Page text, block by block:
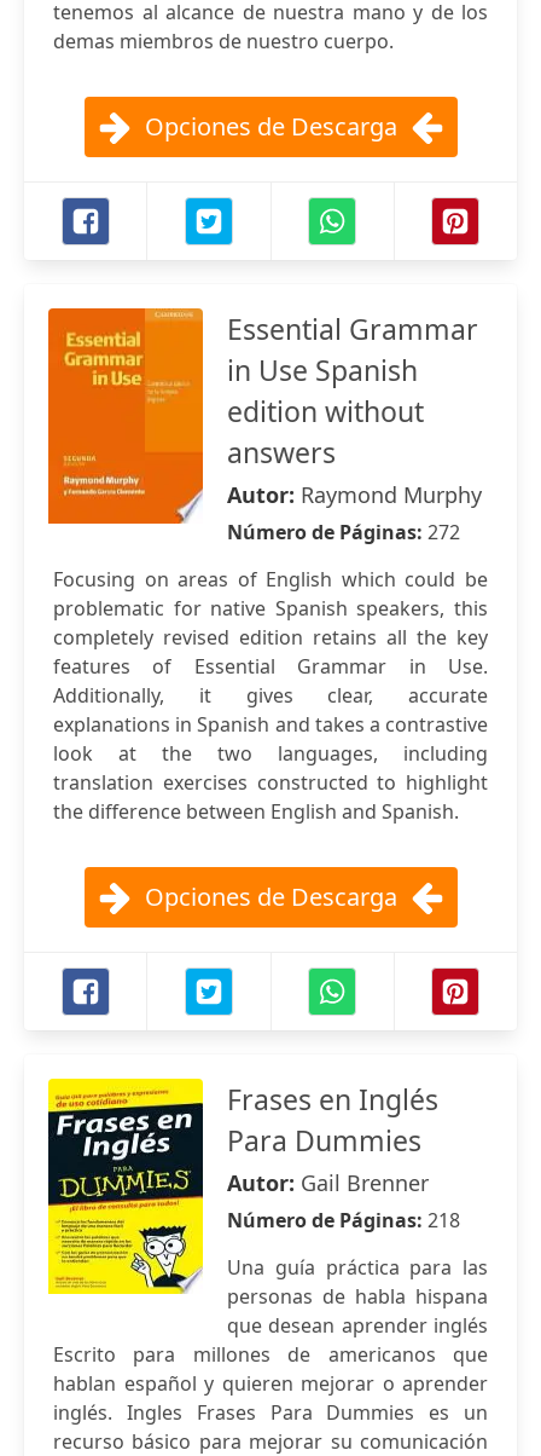
tenemos al alcance de nuestra mano y de los
demas miembros de nuestro cuerpo.
Opciones de Descarga
Essential Grammar
in Use Spanish
edition without
answers
Autor: Raymond Murphy
Número de Páginas: 272
Focusing on areas of English which could be
problematic for native Spanish speakers, this
completely revised edition retains all the key
features of Essential Grammar in Use.
Additionally, it gives clear, accurate
explanations in Spanish and takes a contrastive
look at the two languages, including
translation exercises constructed to highlight
the difference between English and Spanish.
Opciones de Descarga
Frases en Inglés
Para Dummies
Autor: Gail Brenner
Número de Páginas: 218
Una guía práctica para las
personas de habla hispana
que desean aprender inglés
Escrito para millones de americanos que
hablan español y quieren mejorar o aprender
inglés. Ingles Frases Para Dummies es un
recurso básico para mejorar su comunicación